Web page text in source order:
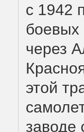
с 1942
боевых
через
этой
заводе